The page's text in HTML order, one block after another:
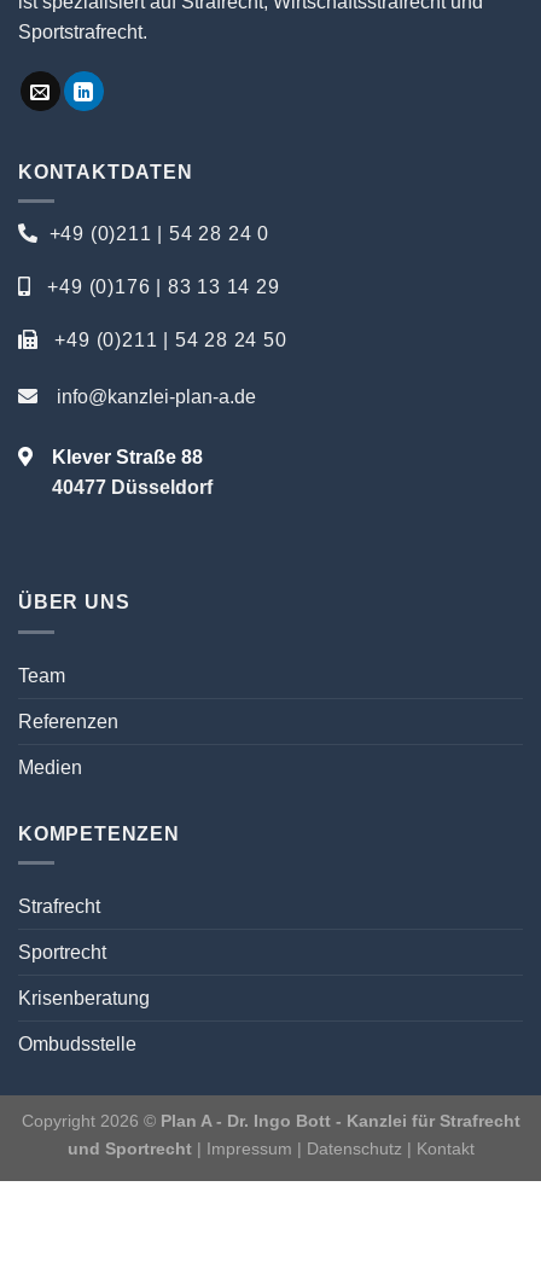
Sportstrafrecht.
KONTAKTDATEN
+49 (0)211 | 54 28 24 0
+49 (0)176 | 83 13 14 29
+49 (0)211 | 54 28 24 50
info@kanzlei-plan-a.de
Klever Straße 88
40477 Düsseldorf
ÜBER UNS
Team
Referenzen
Medien
KOMPETENZEN
Strafrecht
Sportrecht
Krisenberatung
Ombudsstelle
Copyright 2026 © Plan A - Dr. Ingo Bott - Kanzlei für Strafrecht
und Sportrecht| Impressum | Datenschutz | Kontakt